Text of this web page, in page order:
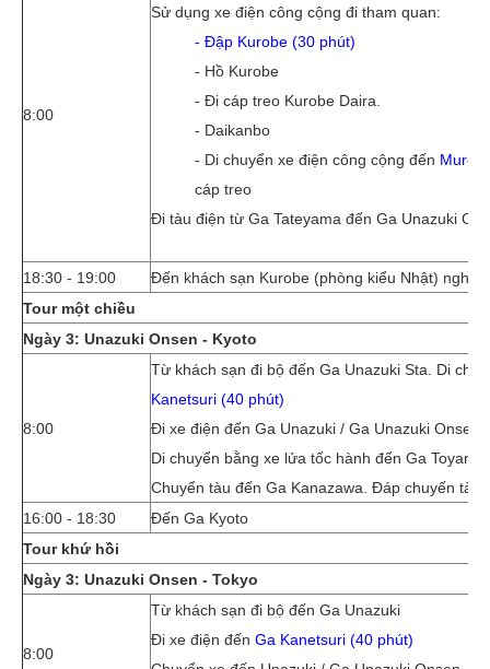
8:00
Sử dụng xe điện công cộng đi tham quan:
- Đập Kurobe (30 phút)
- Hồ Kurobe
- Đi cáp treo Kurobe Daira.
- Daikanbo
- Di chuyển xe điện công cộng đến
cáp treo
Đi tàu điện từ Ga Tateyama đến Ga Unazuki
18:30 - 19:00
Đến khách sạn Kurobe (phòng kiểu Nhật) nghỉ
Tour một chiều
Ngày 3: Unazuki Onsen - Kyoto
8:00
Từ khách sạn đi bộ đến Ga Unazuki Sta. Di
Kanetsuri (40 phút)
Đi xe điện đến Ga Unazuki / Ga Unazuki Onsen
Di chuyển bằng xe lửa tốc hành đến Ga
Chuyển tàu đến Ga Kanazawa. Đáp chuyến tàu
16:00 - 18:30
Đến Ga Kyoto
Tour khứ hồi
Ngày 3: Unazuki Onsen - Tokyo
8:00
Từ khách sạn đi bộ đến Ga Unazuki
Đi xe điện đến Ga Kanetsuri (40 phút)